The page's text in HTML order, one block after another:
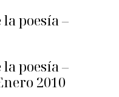
la poesía –
la poesía –
2010